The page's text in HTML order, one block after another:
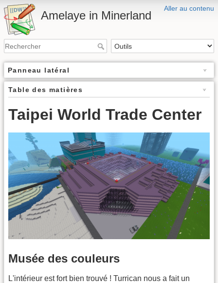
Aller au contenu
Amelaye in Minerland
Panneau latéral
Table des matières
Taipei World Trade Center
Musée des couleurs
L'intérieur est fort bien trouvé ! Turrican nous a fait un